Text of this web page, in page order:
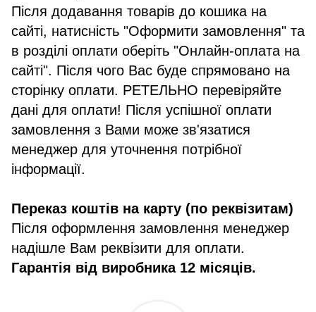
Після додавання товарів до кошика на
сайті, натисність "Оформити замовлення" та
в розділі оплати оберіть "Онлайн-оплата на
сайті". Після чого Вас буде спрямовано на
сторінку оплати. РЕТЕЛЬНО перевіряйте
дані для оплати! Після успішної оплати
замовлення з Вами може зв'язатися
менеджер для уточнення потрібної
інформації.
Переказ коштів на карту (по реквізитам)
Після оформлення замовлення менеджер
надішле Вам реквізити для оплати.
Гарантія від виробника 12 місяців.